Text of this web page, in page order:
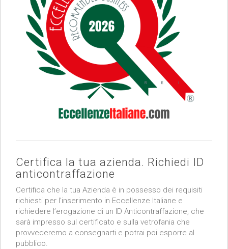
Certifica la tua azienda. Richiedi ID
anticontraffazione
Certifica che la tua Azienda è in possesso dei requisiti
richiesti per l’inserimento in Eccellenze Italiane e
richiedere l’erogazione di un ID Anticontraffazione, che
sarà impresso sul certificato e sulla vetrofania che
provvederemo a consegnarti e potrai poi esporre al
pubblico.